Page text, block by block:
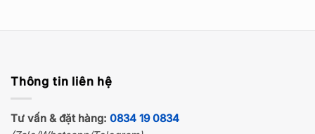
Thông tin liên hệ
Tư vấn & đặt hàng: 0834 19 0834